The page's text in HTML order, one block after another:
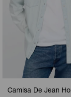
Camisa De Jean